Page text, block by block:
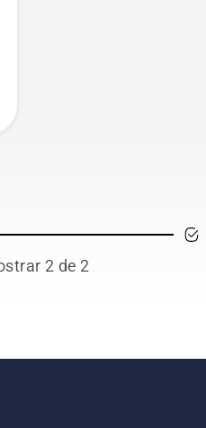
2 de 2